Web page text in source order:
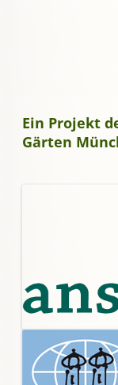
Ein Projekt
Gärten